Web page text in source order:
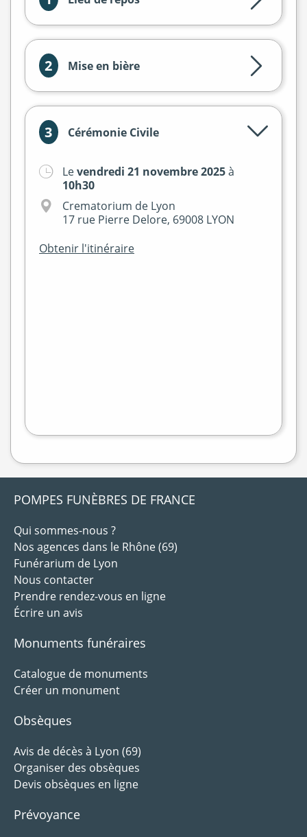
2 Mise en bière
3 Cérémonie Civile
Levendredi 21 novembre 2025à
10h30
Crematorium de Lyon
17 rue Pierre Delore, 69008 LYON
Obtenir l'itinéraire
POMPES FUNÈBRES DE FRANCE
Qui sommes-nous ?
Nos agences dans le Rhône (69)
Funérarium de Lyon
Nous contacter
Prendre rendez-vous en ligne
Écrire un avis
Monuments funéraires
Catalogue de monuments
Créer un monument
Obsèques
Avis de décès à Lyon (69)
Organiser des obsèques
Devis obsèques en ligne
Prévoyance